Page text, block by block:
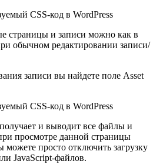
страницы и записи можно как в
обычном редактировании записи/
записи вы найдете поле Asset
и выводит все файлы и
просмотре данной страницы
можете просто отключить загрузку
JavaScript-файлов.